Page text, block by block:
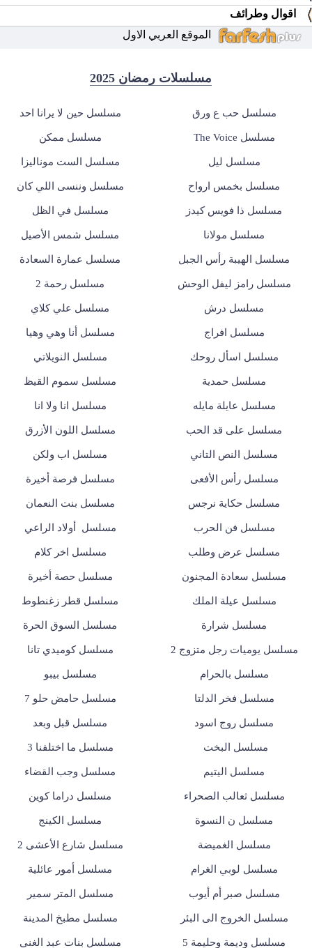
اقوال وطرائف
الموقع العربي الاول
مسلسلات رمضان 2025
مسلسل حب ع ورق مسلسل حين لا يرانا احد
مسلسل The Voice مسلسل ممكن
مسلسل ليل مسلسل الست موناليزا
مسلسل بخمس ارواح مسلسل وننسى اللي كان
مسلسل ذا فويس كيدز مسلسل في الظل
مسلسل مولانا مسلسل شمس الأصيل
مسلسل الهيبة رأس الجبل مسلسل عمارة السعادة
مسلسل رامز ليفل الوحش مسلسل رحمة 2
مسلسل درش مسلسل علي كلاي
مسلسل افراج مسلسل أنا وهي وهيا
مسلسل اسأل روحك مسلسل النويلاتي
مسلسل حمدية مسلسل سموم القيظ
مسلسل عايلة مايله مسلسل انا ولا انا
مسلسل على قد الحب مسلسل اللون الأزرق
مسلسل النص التاني مسلسل اب ولكن
مسلسل رأس الأفعى مسلسل فرصة أخيرة
مسلسل حكاية نرجس مسلسل بنت النعمان
مسلسل فن الحرب مسلسل أولاد الراعي
مسلسل عرض وطلب مسلسل اخر كلام
مسلسل سعادة المجنون مسلسل حصة أخيرة
مسلسل عيلة الملك مسلسل قطر زغنطوط
مسلسل شرارة مسلسل السوق الحرة
مسلسل يوميات رجل متزوج 2 مسلسل كوميدي تانا
مسلسل بالحرام مسلسل بيبو
مسلسل فخر الدلتا مسلسل حامض حلو 7
مسلسل روج اسود مسلسل قبل وبعد
مسلسل البخت مسلسل ما اختلفنا 3
مسلسل اليتيم مسلسل وجب القضاء
مسلسل ثعالب الصحراء مسلسل دراما كوين
مسلسل ن النسوة مسلسل الكينج
مسلسل الغميضة مسلسل شارع الأعشى 2
مسلسل لوبي الغرام مسلسل أمور عائلية
مسلسل صبر أم أيوب مسلسل المتر سمير
مسلسل الخروج الى البئر مسلسل مطبخ المدينة
مسلسل وديمة وحليمة 5 مسلسل بنات عبد الغني